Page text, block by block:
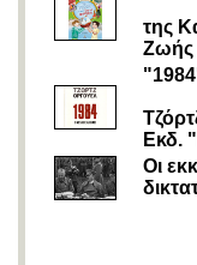
της
Ζωής
Εκδ.
Oι